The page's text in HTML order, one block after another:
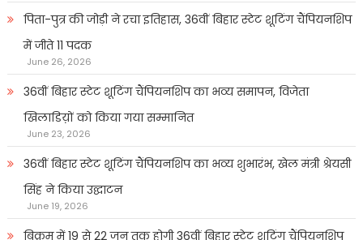
पिता-पुत्र की जोड़ी ने रचा इतिहास, 36वीं बिहार स्टेट शूटिंग चैंपियनशिप
में जीते 11 पदक
June 26, 2026
36वीं बिहार स्टेट शूटिंग चैंपियनशिप का भव्य समापन, विजेता
खिलाडिय़ों को किया गया सम्मानित
June 23, 2026
36वीं बिहार स्टेट शूटिंग चैंपियनशिप का भव्य शुभारंभ, खेल मंत्री श्रेयसी
सिंह ने किया उद्घाटन
June 19, 2026
बिक्रम में 19 से 22 जून तक होगी 36वीं बिहार स्टेट शूटिंग चैंपियनशिप